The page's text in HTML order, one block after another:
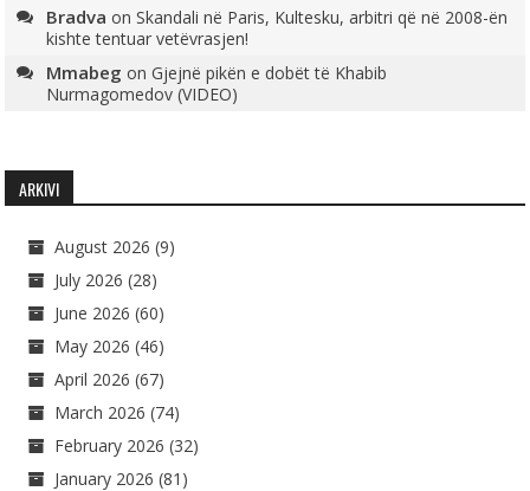
Bradva onSkandali në Paris, Kultesku, arbitri që në 2008-ën
kishte tentuar vetëvrasjen!
Mmabeg onGjejnë pikën e dobët të Khabib
Nurmagomedov (VIDEO)
ARKIVI
August 2026 (9)
July 2026 (28)
June 2026 (60)
May 2026 (46)
April 2026 (67)
March 2026 (74)
February 2026 (32)
January 2026 (81)